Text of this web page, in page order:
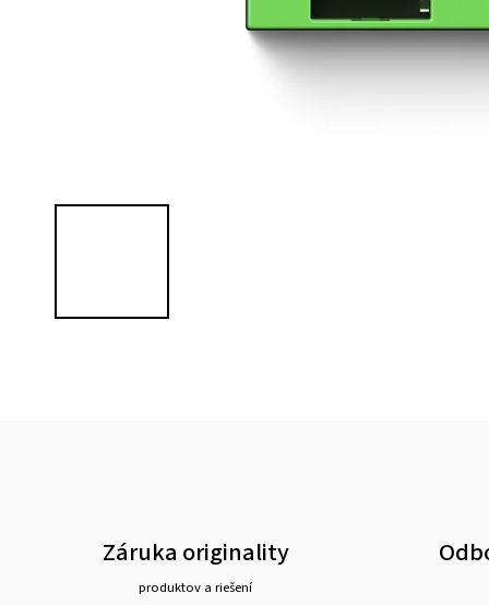
Záruka originality
produktov a riešení